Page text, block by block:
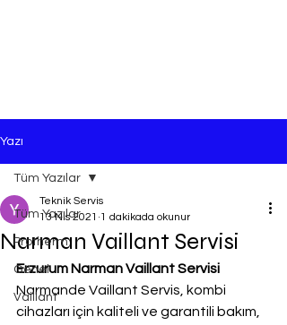
Yazı
Tüm Yazılar
Protherm
Genel
Vaillant
Tüm Yazılar
Narman Vaillant Servisi
Teknik Servis
13 Nis 2021 1 dakikada okunur
Erzurum Narman Vaillant Servisi
Narmande Vaillant Servis, kombi
cihazları için kaliteli ve garantili bakım,